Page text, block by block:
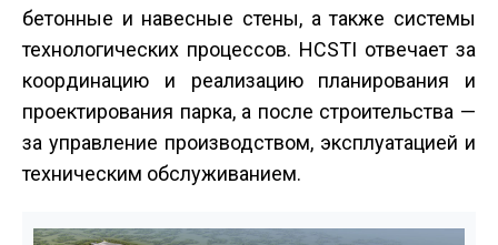
бетонные и навесные стены, а также системы
технологических процессов. HCSTI отвечает за
координацию и реализацию планирования и
проектирования парка, а после строительства —
за управление производством, эксплуатацией и
техническим обслуживанием.